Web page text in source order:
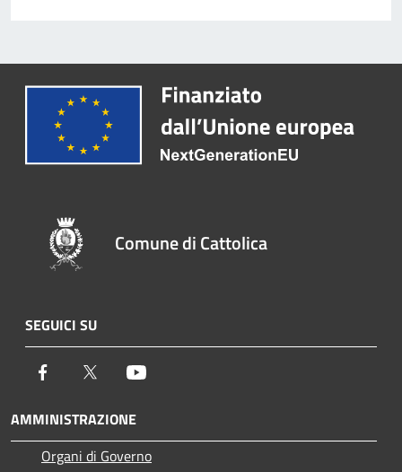
Comune di Cattolica
SEGUICI SU
Facebook Twitter
AMMINISTRAZIONE
Organi di Governo